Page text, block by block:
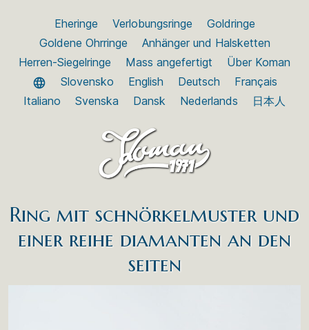
Eheringe Verlobungsringe
Goldringe
Goldene Ohrringe
Anhänger und Halsketten
Herren-Siegelringe
Mass angefertigt
Über Koman
Slovensko
English Deutsch
Français
Italiano
Svenska Dansk Nederlands 日本人
Ring mit schnörkelmuster und
einer reihe diamanten an den
seiten